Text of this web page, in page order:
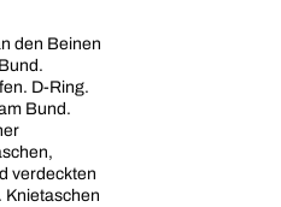
den Beinen
D-Ring.
Bund.
verdeckten
Knietaschen